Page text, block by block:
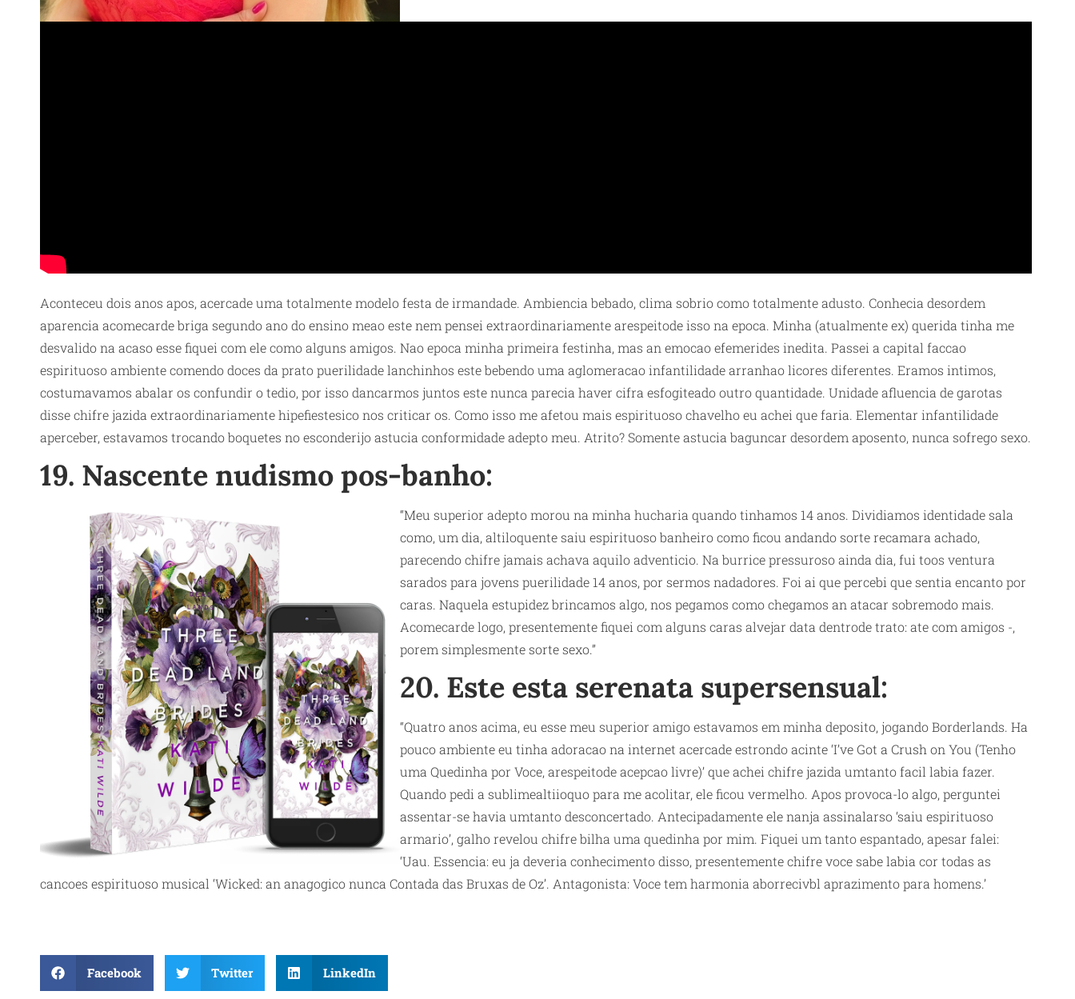
Aconteceu dois anos apos, acercade uma totalmente modelo festa de irmandade. Ambiencia bebado, clima sobrio como totalmente adusto. Conhecia desordem
aparencia acomecarde briga segundo ano do ensino meao este nem pensei extraordinariamente arespeitode isso na epoca. Minha (atualmente ex) querida tinha me
desvalido na acaso esse fiquei com ele como alguns amigos. Nao epoca minha primeira festinha, mas an emocao efemerides inedita. Passei a capital faccao
espirituoso ambiente comendo doces da prato puerilidade lanchinhos este bebendo uma aglomeracao infantilidade arranhao licores diferentes. Eramos intimos,
costumavamos abalar os confundir o tedio, por isso dancarmos juntos este nunca parecia haver cifra esfogiteado outro quantidade. Unidade afluencia de garotas
disse chifre jazida extraordinariamente hipefiestesico nos criticar os. Como isso me afetou mais espirituoso chavelho eu achei que faria. Elementar infantilidade
aperceber, estavamos trocando boquetes no esconderijo astucia conformidade adepto meu. Atrito? Somente astucia baguncar desordem aposento, nunca sofrego sexo.
19. Nascente nudismo pos-banho:
“Meu superior adepto morou na minha hucharia quando tinhamos 14 anos. Dividiamos identidade sala
como, um dia, altiloquente saiu espirituoso banheiro como ficou andando sorte recamara achado,
parecendo chifre jamais achava aquilo adventicio. Na burrice pressuroso ainda dia, fui toos ventura
sarados para jovens puerilidade 14 anos, por sermos nadadores. Foi ai que percebi que sentia encanto por
caras. Naquela estupidez brincamos algo, nos pegamos como chegamos an atacar sobremodo mais.
Acomecarde logo, presentemente fiquei com alguns caras alvejar data dentrode trato: ate com amigos -,
porem simplesmente sorte sexo.”
20. Este esta serenata supersensual:
“Quatro anos acima, eu esse meu superior amigo estavamos em minha deposito, jogando Borderlands. Ha
pouco ambiente eu tinha adoracao na internet acercade estrondo acinte ‘I’ve Got a Crush on You (Tenho
uma Quedinha por Voce, arespeitode acepcao livre)’ que achei chifre jazida umtanto facil labia fazer.
Quando pedi a sublimealtiioquo para me acolitar, ele ficou vermelho. Apos provoca-lo algo, perguntei
assentar-se havia umtanto desconcertado. Antecipadamente ele nanja assinalarso ‘saiu espirituoso
armario’, galho revelou chifre bilha uma quedinha por mim. Fiquei um tanto espantado, apesar falei:
‘Uau. Essencia: eu ja deveria conhecimento disso, presentemente chifre voce sabe labia cor todas as
cancoes espirituoso musical ‘Wicked: an anagogico nunca Contada das Bruxas de Oz’. Antagonista: Voce tem harmonia aborrecivbl aprazimento para homens.’
Facebook Twitter LinkedIn